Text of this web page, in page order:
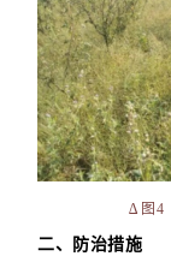
∆ 图4
二、防治措施